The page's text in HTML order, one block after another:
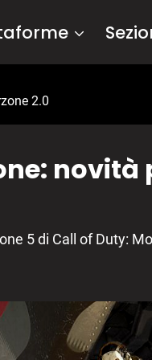
2.0
5 di Call of Duty: